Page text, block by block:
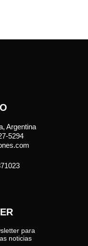
Argentina
5294
para
noticias